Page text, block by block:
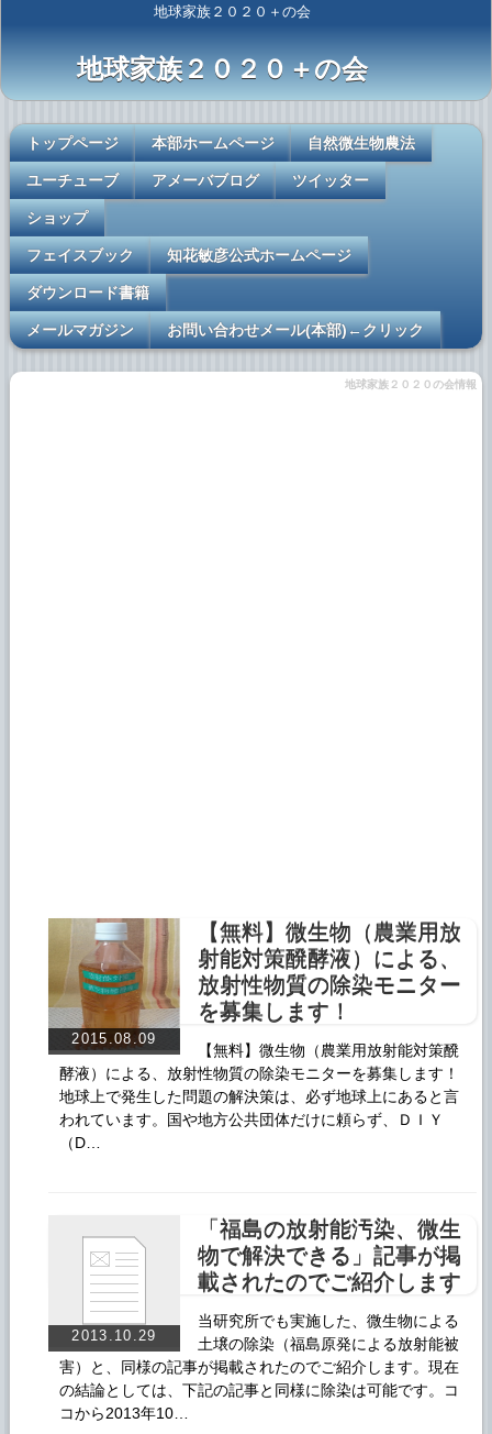
地球家族２０２０＋の会
地球家族２０２０＋の会
トップページ 本部ホームページ 自然微生物農法
ユーチューブ アメーバブログ ツイッター
ショップ
フェイスブック 知花敏彦公式ホームページ
ダウンロード書籍
メールマガジン お問い合わせメール(本部)←クリック
地球家族２０２０の会情報
2015.08.09
【無料】微生物（農業用放
射能対策醗酵液）による、
放射性物質の除染モニター
を募集します！
【無料】微生物（農業用放射能対策醗
酵液）による、放射性物質の除染モニターを募集します！
地球上で発生した問題の解決策は、必ず地球上にあると言
われています。国や地方公共団体だけに頼らず、ＤＩＹ
（D…
2013.10.29
「福島の放射能汚染、微生
物で解決できる」記事が掲
載されたのでご紹介します
当研究所でも実施した、微生物による
土壌の除染（福島原発による放射能被
害）と、同様の記事が掲載されたのでご紹介します。現在
の結論としては、下記の記事と同様に除染は可能です。コ
コから2013年10…